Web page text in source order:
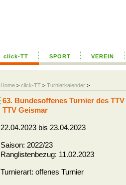
click-TT SPORT VEREIN
Home > click-TT > Turnierkalender >
63. Bundesoffenes Turnier des
TTV Geismar
22.04.2023 bis 23.04.2023
Saison: 2022/23
Ranglistenbezug: 11.02.2023
Turnierart: offenes Turnier